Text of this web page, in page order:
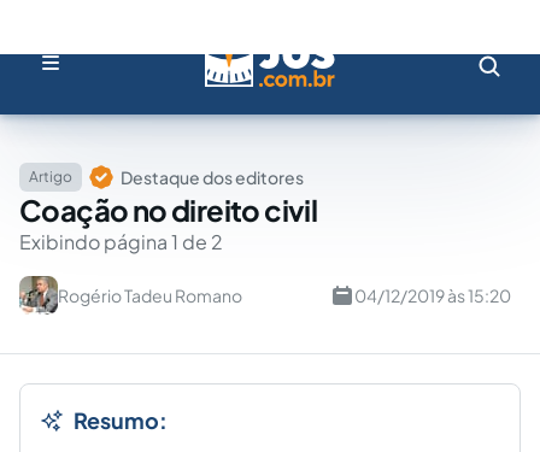
Artigo
Coação no direito civil
Exibindo página 1 de 2